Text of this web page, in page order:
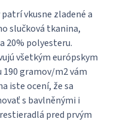
vkusne zladené a
slučková tkanina,
20% polyesteru.
všetkým európskym
gramov/m2 vám
iste ocení, že sa
s bavlněnými i
pred prvým